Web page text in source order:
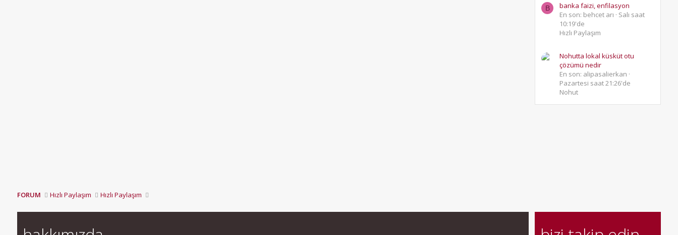
B
banka faizi, enfilasyon
En son: behcet arı
Salı saat
10:19'de
Hızlı Paylaşım
Nohutta lokal küsküt otu
çözümü nedir
En son: alipasalierkan
Pazartesi saat 21:26'de
Nohut
FORUM Hızlı Paylaşım Hızlı Paylaşım